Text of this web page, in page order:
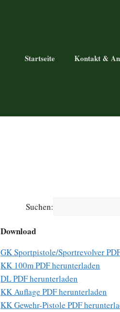
Startseite Kontakt &
Suchen:
Download
GK Sportpistole/Sportrevolver
KK 100m PDF herunterladen
DL PDF herunterladen
KK Auflage PDF herunterladen
KK Gewehr-Pistole PDF